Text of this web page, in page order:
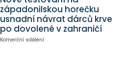
západonilskou horečku
usnadní návrat dárců krve
po dovolené v zahraničí
Komerční sdělení